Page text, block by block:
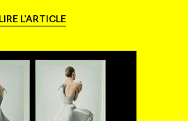
LIRE L'ARTICLE